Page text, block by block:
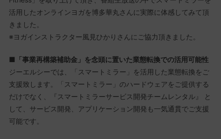
活用したオンラインヨガを博多華丸さんに実際に体感してみて頂
きました。
※ヨガインストラクター風見ひかりさんにご協力頂きました。
■「事業再構築補助金」を念頭に置いた業態転換での活用可能性
ジーエルシーでは、「スマートミラー」を活用した業態転換をご
支援致します。「スマートミラー」のハードウェアをご提供する
だけでなく、『スマートミラーサービス開発チームレンタル』 と
して、サービス開発、アプリケーション開発も一気通貫でご支援
可能です。